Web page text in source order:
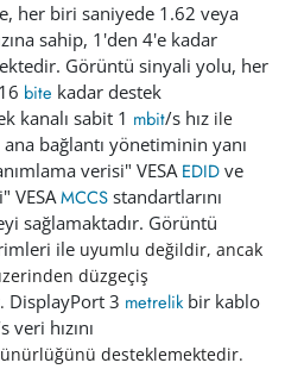
her biri saniyede 1.62 veya
sahip, 1'den 4'e kadar
Görüntü sinyali yolu, her
bite kadar destek
kanalı sabit 1 mbit/s hız ile
ana bağlantı yönetiminin yanı
verisi" VESA EDID ve
VESAMCCS standartlarını
sağlamaktadır. Görüntü
ile uyumlu değildir, ancak
düzgeçiş
DisplayPort 3 metrelikbir kablo
hızını
desteklemektedir.